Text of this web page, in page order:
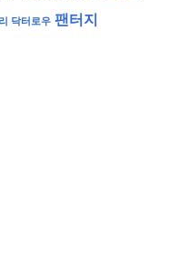
닥터로우 팬터지